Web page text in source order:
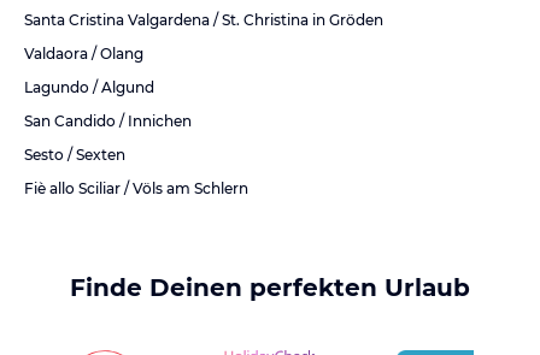
Santa Cristina Valgardena / St. Christina in Gröden
Valdaora / Olang
Lagundo / Algund
San Candido / Innichen
Sesto / Sexten
Fiè allo Sciliar / Völs am Schlern
Finde Deinen perfekten Urlaub